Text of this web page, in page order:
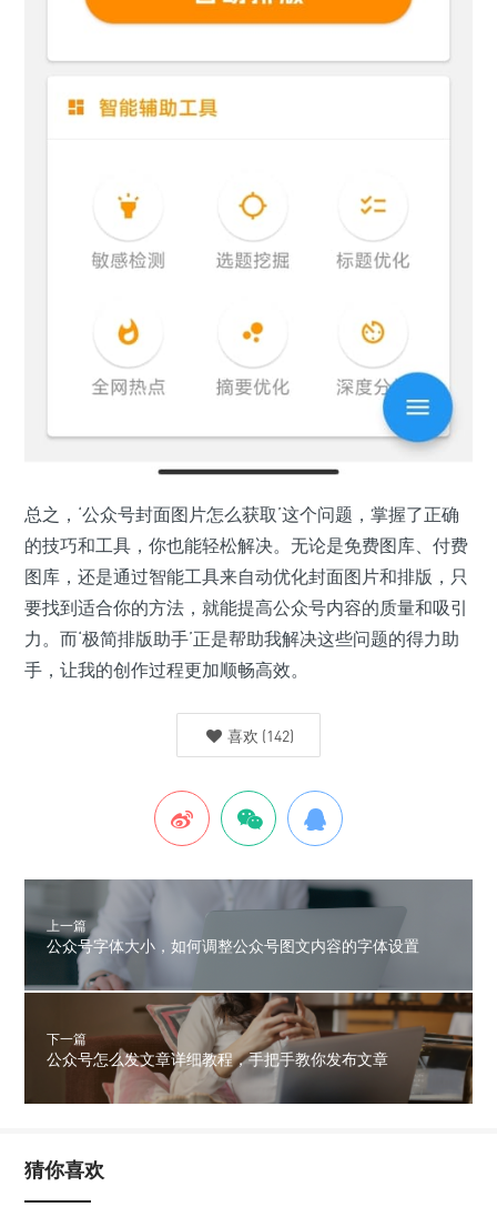
总之，‘公众号封面图片怎么获取’这个问题，掌握了正确
的技巧和工具，你也能轻松解决。无论是免费图库、付费
图库，还是通过智能工具来自动优化封面图片和排版，只
要找到适合你的方法，就能提高公众号内容的质量和吸引
力。而‘极简排版助手’正是帮助我解决这些问题的得力助
手，让我的创作过程更加顺畅高效。
喜欢 (142)
上一篇
公众号字体大小，如何调整公众号图文内容的字体设置
下一篇
公众号怎么发文章详细教程，手把手教你发布文章
猜你喜欢